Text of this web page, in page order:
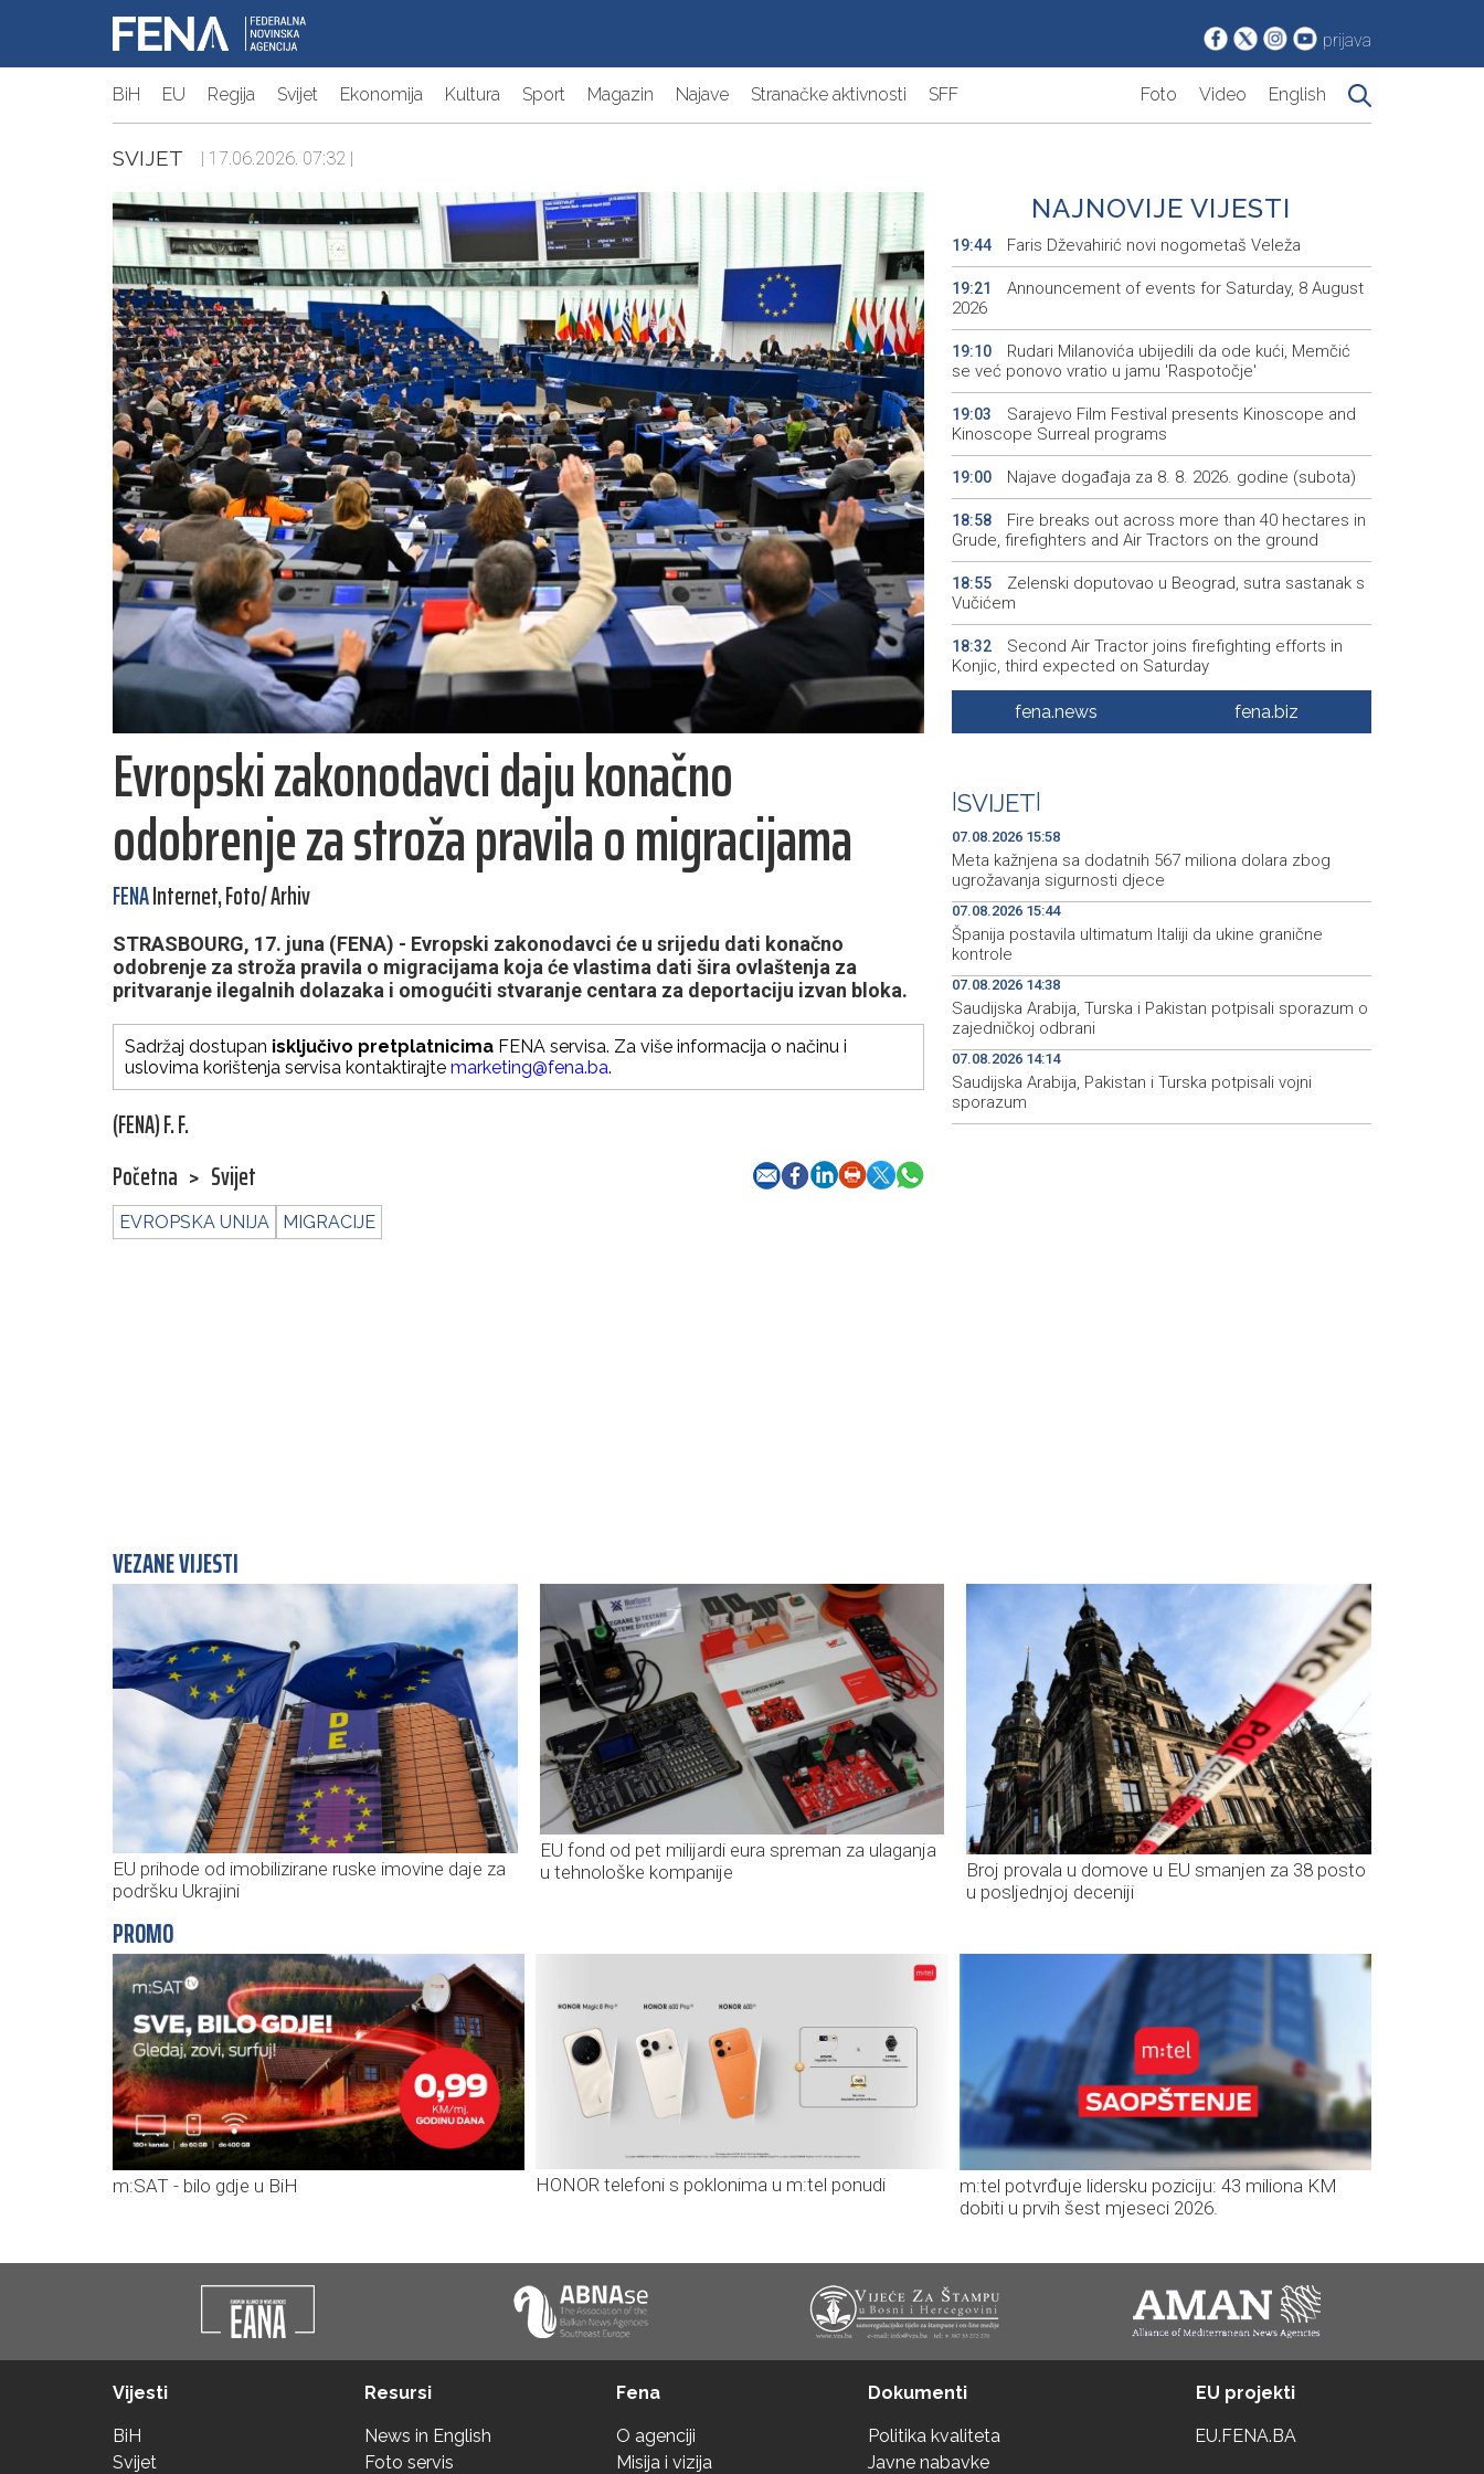
prijava
BiH EU Regija Svijet Ekonomija Kultura Sport Magazin Najave Stranačke aktivnosti SFF Foto Video English
SVIJET | 17.06.2026. 07:32 |
Evropski zakonodavci daju konačno
odobrenje za stroža pravila o migracijama
FENAInternet, Foto/ Arhiv
STRASBOURG, 17. juna (FENA) - Evropski zakonodavci će u srijedu dati konačno
odobrenje za stroža pravila o migracijama koja će vlastima dati šira ovlaštenja za
pritvaranje ilegalnih dolazaka i omogućiti stvaranje centara za deportaciju izvan bloka.
Sadržaj dostupan isključivo pretplatnicima FENA servisa. Za više informacija o načinu i
uslovima korištenja servisa kontaktirajte marketing@fena.ba.
(FENA) F. F.
Početna > Svijet
EVROPSKA UNIJA MIGRACIJE
NAJNOVIJE VIJESTI
19:44 Faris Dževahirić novi nogometaš Veleža
19:21
Announcement of events for Saturday, 8 August
2026
19:10
Rudari Milanovića ubijedili da ode kući, Memčić
se već ponovo vratio u jamu 'Raspotočje'
19:03
Sarajevo Film Festival presents Kinoscope and
Kinoscope Surreal programs
19:00 Najave događaja za 8. 8. 2026. godine (subota)
18:58
Fire breaks out across more than 40 hectares in
Grude, firefighters and Air Tractors on the ground
18:55
Zelenski doputovao u Beograd, sutra sastanak s
Vučićem
18:32
Second Air Tractor joins firefighting efforts in
Konjic, third expected on Saturday
KCUS: Klinika za urologiju s transplantacijom
preseljena u savremeno opremljene prostorije
kao ispomoć u gašenju požara
fena.news fena.biz
SVIJET
07.08.2026 15:58
Meta kažnjena sa dodatnih 567 miliona dolara zbog
ugrožavanja sigurnosti djece
07.08.2026 15:44
Španija postavila ultimatum Italiji da ukine granične
kontrole
07.08.2026 14:38
Saudijska Arabija, Turska i Pakistan potpisali sporazum o
zajedničkoj odbrani
07.08.2026 14:14
Saudijska Arabija, Pakistan i Turska potpisali vojni
sporazum
VEZANE VIJESTI
EU prihode od imobilizirane ruske imovine daje za
podršku Ukrajini
EU fond od pet milijardi eura spreman za ulaganja
u tehnološke kompanije
Broj provala u domove u EU smanjen za 38 posto
u posljednjoj deceniji
PROMO
m:SAT - bilo gdje u BiH HONOR telefoni s poklonima u m:tel ponudi
m:tel potvrđuje lidersku poziciju: 43 miliona KM
dobiti u prvih šest mjeseci 2026.
Vijesti
BiH
Svijet
Resursi
News in English
Foto servis
Fena
O agenciji
Misija i vizija
Dokumenti
Politika kvaliteta
Javne nabavke
EU projekti
EU.FENA.BA